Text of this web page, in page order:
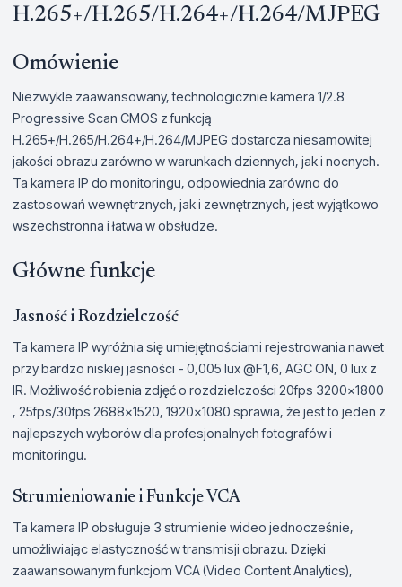
H.265+/H.265/H.264+/H.264/MJPEG
Omówienie
Niezwykle zaawansowany, technologicznie kamera 1/2.8
Progressive Scan CMOS z funkcją
H.265+/H.265/H.264+/H.264/MJPEG dostarcza niesamowitej
jakości obrazu zarówno w warunkach dziennych, jak i nocnych.
Ta kamera IP do monitoringu, odpowiednia zarówno do
zastosowań wewnętrznych, jak i zewnętrznych, jest wyjątkowo
wszechstronna i łatwa w obsłudze.
Główne funkcje
Jasność i Rozdzielczość
Ta kamera IP wyróżnia się umiejętnościami rejestrowania nawet
przy bardzo niskiej jasności - 0,005 lux @F1,6, AGC ON, 0 lux z
IR. Możliwość robienia zdjęć o rozdzielczości 20fps 3200x1800
, 25fps/30fps 2688×1520, 1920×1080 sprawia, że jest to jeden z
najlepszych wyborów dla profesjonalnych fotografów i
monitoringu.
Strumieniowanie i Funkcje VCA
Ta kamera IP obsługuje 3 strumienie wideo jednocześnie,
umożliwiając elastyczność w transmisji obrazu. Dzięki
zaawansowanym funkcjom VCA (Video Content Analytics),